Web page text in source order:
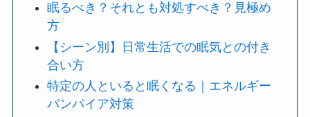
眠るべき？それとも対処すべき？見極め
方
【シーン別】日常生活での眠気との付き
合い方
特定の人といると眠くなる｜エネルギー
バンパイア対策